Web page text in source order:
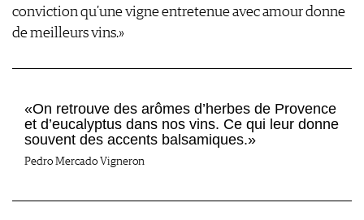
conviction qu’une vigne entretenue avec amour donne
de meilleurs vins.»
«On retrouve des arômes d’herbes de Provence
et d’eucalyptus dans nos vins. Ce qui leur donne
souvent des accents balsamiques.»
Pedro Mercado Vigneron